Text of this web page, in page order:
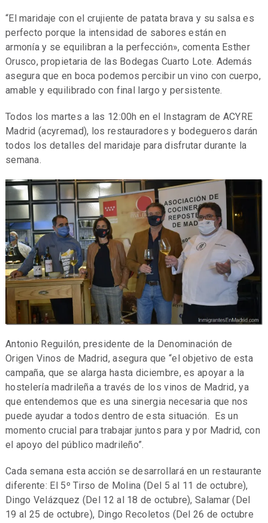
“El maridaje con el crujiente de patata brava y su salsa es
perfecto porque la intensidad de sabores están en
armonía y se equilibran a la perfección», comenta Esther
Orusco, propietaria de las Bodegas Cuarto Lote. Además
asegura que en boca podemos percibir un vino con cuerpo,
amable y equilibrado con final largo y persistente.
Todos los martes a las 12:00h en el Instagram de ACYRE
Madrid (acyremad), los restauradores y bodegueros darán
todos los detalles del maridaje para disfrutar durante la
semana.
Antonio Reguilón, presidente de la Denominación de
Origen Vinos de Madrid, asegura que “el objetivo de esta
campaña, que se alarga hasta diciembre, es apoyar a la
hostelería madrileña a través de los vinos de Madrid, ya
que entendemos que es una sinergia necesaria que nos
puede ayudar a todos dentro de esta situación. Es un
momento crucial para trabajar juntos para y por Madrid, con
el apoyo del público madrileño”.
Cada semana esta acción se desarrollará en un restaurante
diferente: El 5º Tirso de Molina (Del 5 al 11 de octubre),
Dingo Velázquez (Del 12 al 18 de octubre), Salamar (Del
19 al 25 de octubre), Dingo Recoletos (Del 26 de octubre